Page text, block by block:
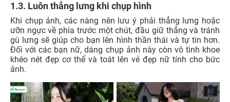
1.3. Luôn thẳng lưng khi chụp hình
Khi chụp ảnh, các nàng nên lưu ý phải thẳng lưng hoặc
ưỡn ngực về phía trước một chút, đầu giữ thẳng và tránh
gù lưng sẽ giúp cho bạn lên hình thần thái và tự tin hơn.
Đối với các bạn nữ, dáng chụp ảnh này còn vô tình khoe
khéo nét đẹp cơ thể và toát lên vẻ đẹp nữ tính cho bức
ảnh.